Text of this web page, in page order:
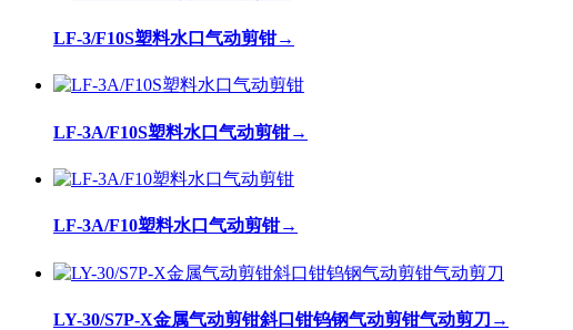
LF-3/F10S塑料水口气动剪钳→
LF-3A/F10S塑料水口气动剪钳→
LF-3A/F10塑料水口气动剪钳→
LY-30/S7P-X金属气动剪钳斜口钳钨钢气动剪钳气动剪刀 →